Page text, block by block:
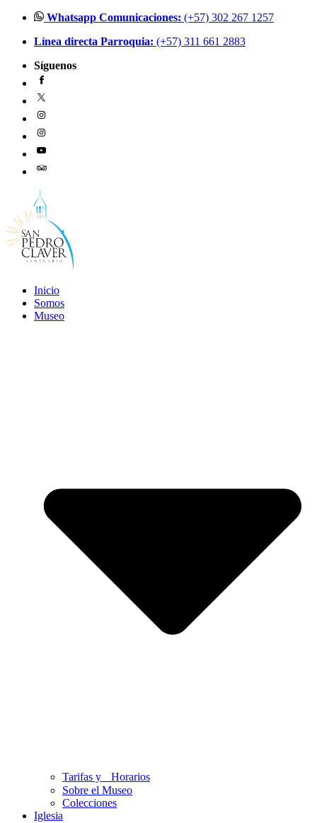
contenido
Whatsapp Comunicaciones: (+57) 302 267 1257
Línea directa Parroquia: (+57) 311 661 2883
Síguenos
Inicio
Somos
Museo
Tarifas y Horarios
Sobre el Museo
Colecciones
Iglesia